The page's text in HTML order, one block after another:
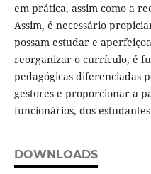
em prática, assim como a
Assim, é necessário
possam estudar e
reorganizar o currículo, é
pedagógicas diferenciadas
gestores e proporcionar a
funcionários, dos
DOWNLOADS